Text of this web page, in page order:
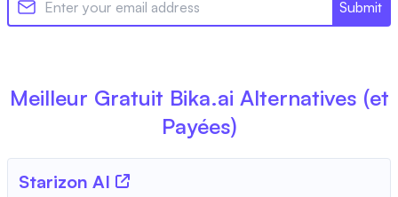
Submit
Meilleur Gratuit Bika.ai Alternatives (et
Payées)
Starizon AI